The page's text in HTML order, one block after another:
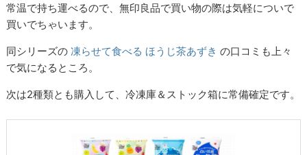
常温で持ち運べるので、無印良品で買い物の際は気軽についで
買いでちゃいます。
同シリーズの凍らせて食べる ほうじ茶あずき の口コミも上々
で気になるところ。
次は2種類とも購入して、冷凍庫＆ストック箱に常備確定です。